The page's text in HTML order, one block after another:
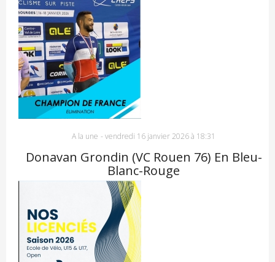
A la une - vendredi 16 janvier 2026 à 18:31
Donavan Grondin (VC Rouen 76) En Bleu-
Blanc-Rouge